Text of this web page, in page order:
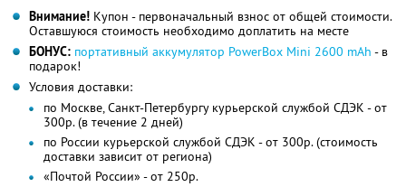
Внимание! Купон - первоначальный взнос от общей стоимости.
Оставшуюся стоимость необходимо доплатить на месте
БОНУС: портативный аккумулятор PowerBox Mini 2600 mAh - в
подарок!
Условия доставки:
по Москве, Санкт-Петербургу курьерской службой СДЭК - от
300р. (в течение 2 дней)
по России курьерской службой СДЭК - от 300р. (стоимость
доставки зависит от региона)
«Почтой России» - от 250р.